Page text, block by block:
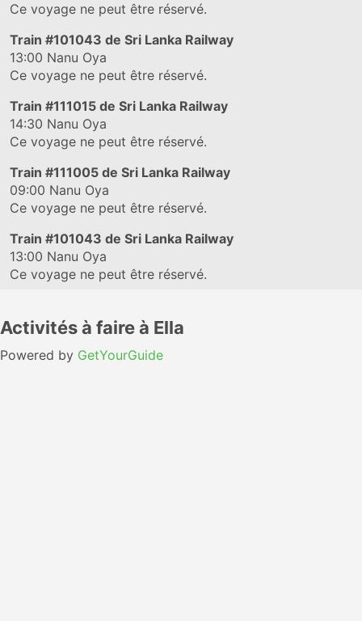
Ce voyage ne peut être réservé.
Train #101043 de Sri Lanka Railway
13:00 Nanu Oya
Ce voyage ne peut être réservé.
Train #111015 de Sri Lanka Railway
14:30 Nanu Oya
Ce voyage ne peut être réservé.
Train #111005 de Sri Lanka Railway
09:00 Nanu Oya
Ce voyage ne peut être réservé.
Train #101043 de Sri Lanka Railway
13:00 Nanu Oya
Ce voyage ne peut être réservé.
Activités à faire à Ella
Powered by GetYourGuide